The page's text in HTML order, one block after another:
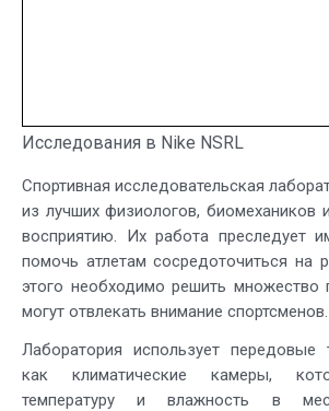
Исследования в Nike NSRL
Спортивная исследовательская
из лучших физиологов, биомехаников
восприятию. Их работа преследует
помочь атлетам сосредоточиться на
этого необходимо решить множество
могут отвлекать внимание спортсменов.
Лаборатория использует передовые
как климатические камеры,
температуру и влажность в